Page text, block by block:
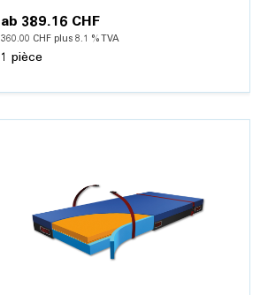
housse PU
ab 389.16 CHF
360.00 CHF plus 8.1 % TVA
1 pièce